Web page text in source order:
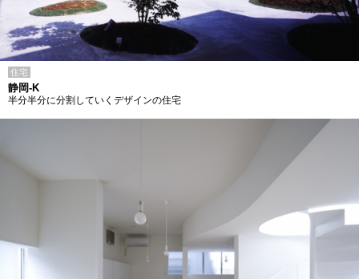
住宅
静岡-K
半分半分に分割していくデザインの住宅